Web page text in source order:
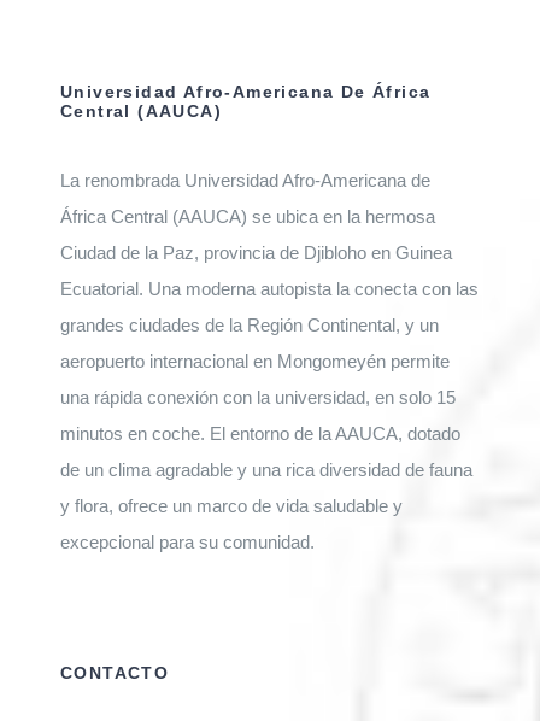
Universidad Afro-Americana De África
Central (AAUCA)
La renombrada Universidad Afro-Americana de
África Central (AAUCA) se ubica en la hermosa
Ciudad de la Paz, provincia de Djibloho en Guinea
Ecuatorial. Una moderna autopista la conecta con las
grandes ciudades de la Región Continental, y un
aeropuerto internacional en Mongomeyén permite
una rápida conexión con la universidad, en solo 15
minutos en coche. El entorno de la AAUCA, dotado
de un clima agradable y una rica diversidad de fauna
y flora, ofrece un marco de vida saludable y
excepcional para su comunidad.
CONTACTO